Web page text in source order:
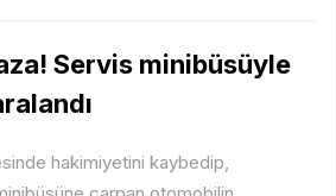
Servis minibüsüyle
hakimiyetini kaybedip,